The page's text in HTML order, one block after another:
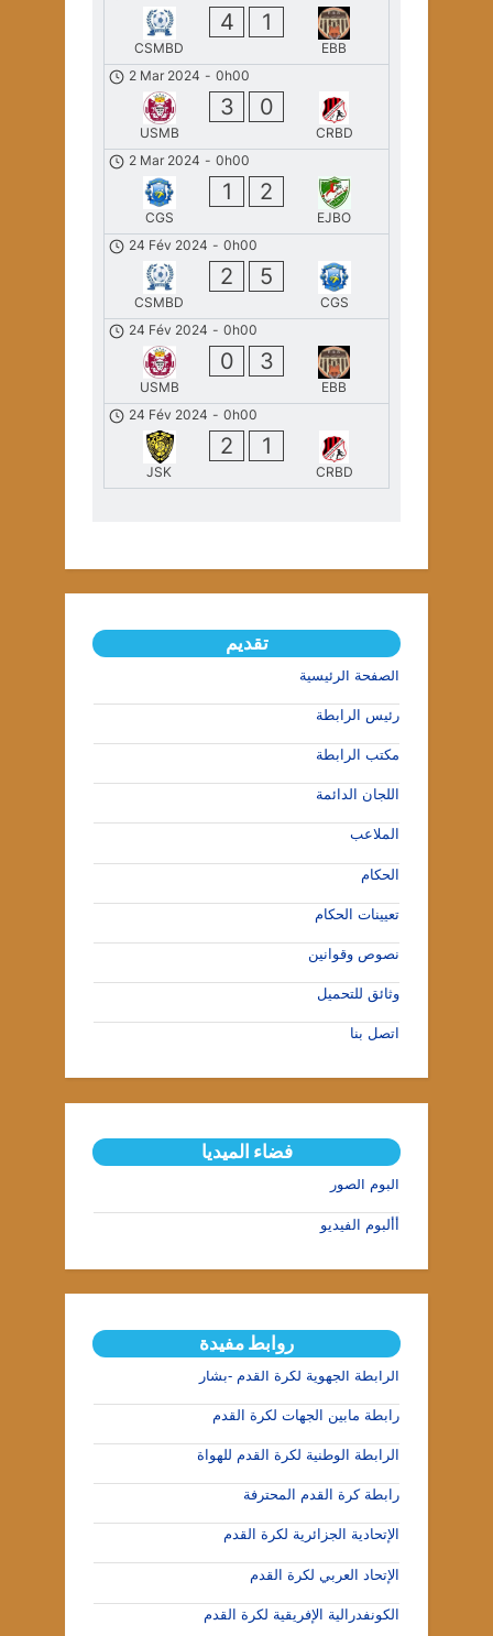
CSMBD
4 1
EBB
2 Mar 2024 - 0h00
USMB
3 0
CRBD
2 Mar 2024 - 0h00
CGS
1 2
EJBO
24 Fév 2024 - 0h00
CSMBD
2 5
CGS
24 Fév 2024 - 0h00
USMB
0 3
EBB
24 Fév 2024 - 0h00
JSK
2 1
CRBD
تقديم
الصفحة الرئيسية
رئيس الرابطة
مكتب الرابطة
اللجان الدائمة
الملاعب
الحكام
تعيينات الحكام
نصوص وقوانين
وثائق للتحميل
اتصل بنا
فضاء الميديا
ألبوم الصور
أألبوم الفيديو
روابط مفيدة
الرابطة الجهوية لكرة القدم -بشار
رابطة مابين الجهات لكرة القدم
الرابطة الوطنية لكرة القدم للهواة
رابطة كرة القدم المحترفة
الإتحادية الجزائرية لكرة القدم
الإتحاد العربي لكرة القدم
الكونفدرالية الإفريقية لكرة القدم